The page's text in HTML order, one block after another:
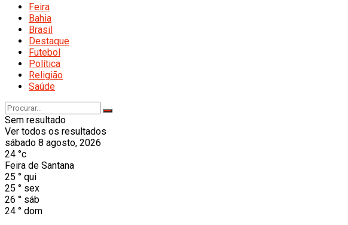
Feira
Bahia
Brasil
Destaque
Futebol
Política
Religião
Saúde
Sem resultado
Ver todos os resultados
sábado 8 agosto, 2026
24 °c
Feira de Santana
25 ° qui
25 ° sex
26 ° sáb
24 ° dom